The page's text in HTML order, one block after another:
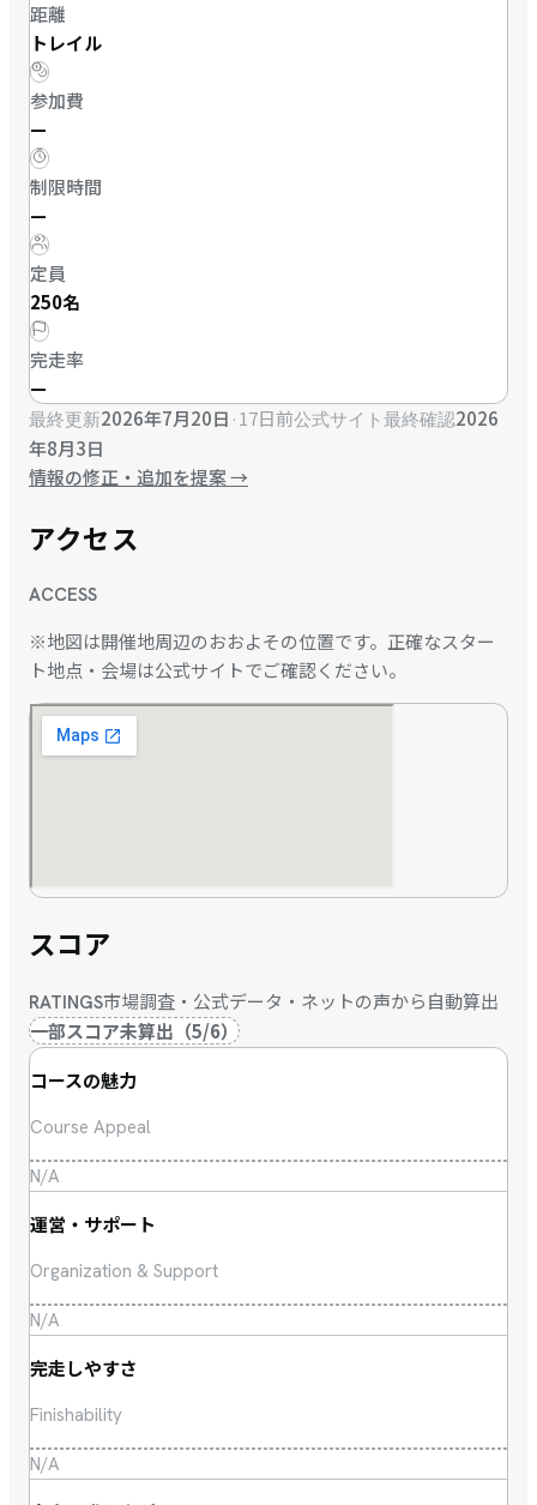
距離
トレイル
参加費
—
制限時間
—
定員
250名
完走率
—
最終更新2026年7月20日 ·17日前公式サイト最終確認2026
年8月3日
情報の修正・追加を提案→
アクセス
ACCESS
※地図は開催地周辺のおおよその位置です。正確なスター
ト地点・会場は公式サイトでご確認ください。
スコア
RATINGS市場調査・公式データ・ネットの声から自動算出
一部スコア未算出 （5/6）
コースの魅力
Course Appeal
N/A
運営・サポート
Organization & Support
N/A
完走しやすさ
Finishability
N/A